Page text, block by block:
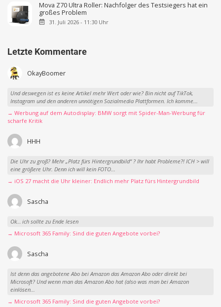
Mova Z70 Ultra Roller: Nachfolger des Testsiegers hat ein
großes Problem
31. Juli 2026 - 11:30 Uhr
Letzte Kommentare
OkayBoomer
Und deswegen ist es keine Artikel mehr Wert oder wie? Bin nicht auf TikTok,
Instagram und den anderen unnötigen Sozialmedia Plattformen. Ich komme...
→ Werbung auf dem Autodisplay: BMW sorgt mit Spider-Man-Werbung für
scharfe Kritik
HHH
Die Uhr zu groß? Mehr „Platz fürs Hintergrundbild“ ? Ihr habt Probleme?! ICH > will
eine größere Uhr. Denn ich will kein FOTO...
→ iOS 27 macht die Uhr kleiner: Endlich mehr Platz fürs Hintergrundbild
Sascha
Ok… ich sollte zu Ende lesen
→ Microsoft 365 Family: Sind die guten Angebote vorbei?
Sascha
Ist denn das angebotene Abo bei Amazon das Amazon Abo oder direkt bei
Microsoft? Und wenn man das Amazon Abo hat (also was man bei Amazon
einlösen...
→ Microsoft 365 Family: Sind die guten Angebote vorbei?